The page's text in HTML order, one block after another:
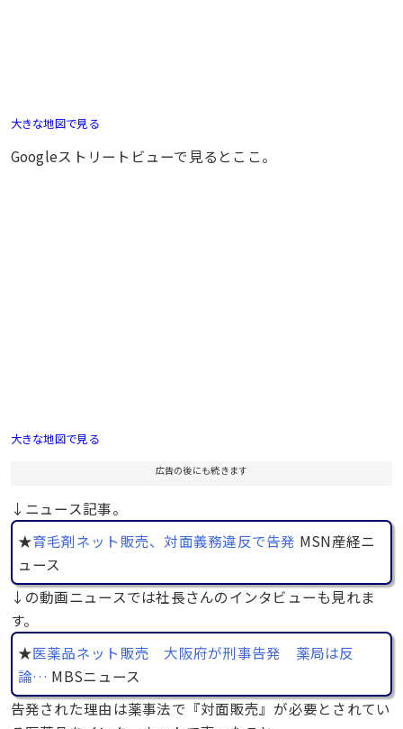
大きな地図で見る
Googleストリートビューで見るとここ。
大きな地図で見る
広告の後にも続きます
↓ニュース記事。
★育毛剤ネット販売、対面義務違反で告発 MSN産経ニ
ュース
↓の動画ニュースでは社長さんのインタビューも見れま
す。
★医薬品ネット販売 大阪府が刑事告発 薬局は反
論… MBSニュース
告発された理由は薬事法で『対面販売』が必要とされてい